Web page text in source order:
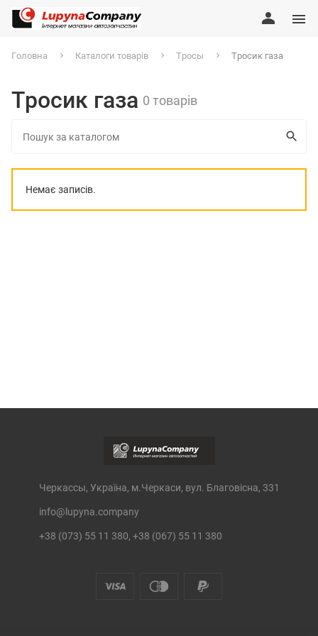
Головна Каталоги товарів Тросы Тросик газа
Тросик газа 0 товарів
Немає записів.
Черкассы, Україна, м.Черкаси, вул. Благовісна, 331
info@lupyna.company
+38 (073) 55 11 380, +38 (067) 55 11 380